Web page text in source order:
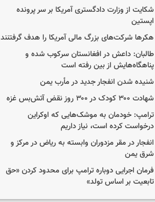
شکایت از وزارت دادگستری آمریکا بر سر پرونده
اپستین
هکرها شرکت‌های بزرگ مالی آمریکا را هدف گرفتنند
طالبان: داعش در افغانستان سرکوب شده و
پناهگاه‌هایش از بین رفته است
شنیده شدن انفجار جدید در مأرب یمن
شهادت ۳۰۰ کودک در ۳۰۰ روز نقض آتش‌بس غزه
ترامپ: خودمان به موشک‌هایی که اوکراین
درخواست کرده است، نیاز داریم
انفجار در مقر مزدوران وابسته به ریاض در مرکز و
شرق یمن
فرمان اجرایی دوباره ترامپ برای محدود کردن «حق
تابعیت بر اساس تولد»